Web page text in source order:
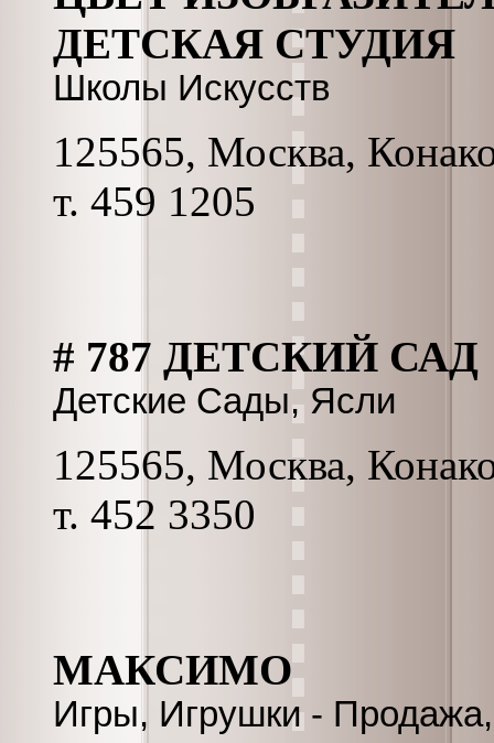
ДЕТСКАЯ СТУДИЯ
Школы Искусств
125565, Москва,
т. 459 1205
# 787 ДЕТСКИЙ САД
Детские Сады, Ясли
125565, Москва,
т. 452 3350
МАКСИМО
Игры, Игрушки -